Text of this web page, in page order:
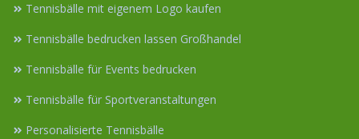
Tennisbälle mit eigenem Logo kaufen
Tennisbälle bedrucken lassen Großhandel
Tennisbälle für Events bedrucken
Tennisbälle für Sportveranstaltungen
Personalisierte Tennisbälle